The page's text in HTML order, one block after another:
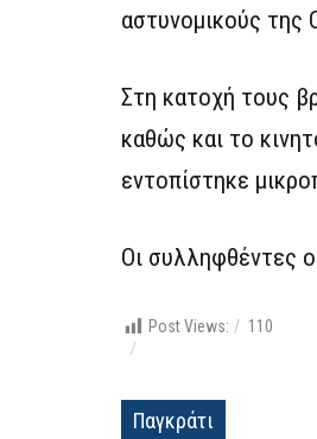
αστυνομικούς της
Στη κατοχή τους
καθώς και το
εντοπίστηκε
Οι συλληφθέντες
Post Views: 110
Παγκράτι